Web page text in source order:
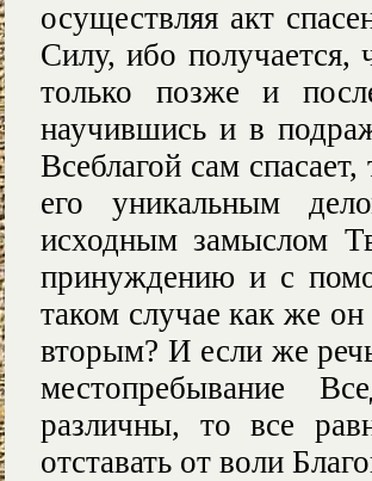
осуществляя акт
Силу, ибо получается,
только позже и
научившись и в
Всеблагой сам
его уникальным
исходным замыслом
принуждению и с
таком случае как же
вторым? И если же
местопребывание
различны, то все
отставать от воли